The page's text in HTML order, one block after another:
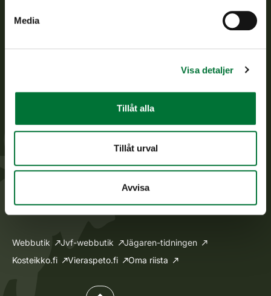
Media
Visa detaljer
Tillåt alla
Tillåt urval
Avvisa
Jaktkort
Information om oss
Aktuellt
Webbutik Jvf-webbutik
Jägaren-tidningen
Kosteikko.fi
Vieraspeto.fi Oma riista